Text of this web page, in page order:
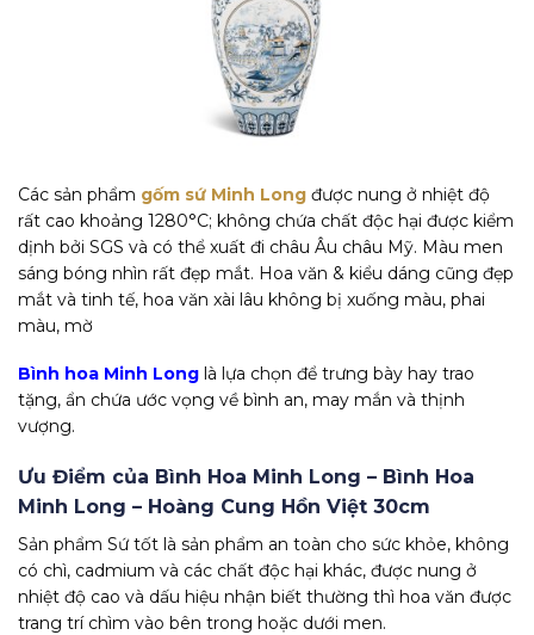
Các sản phẩm gốm sứ Minh Long được nung ở nhiệt độ
rất cao khoảng 1280°C; không chứa chất độc hại được kiểm
dịnh bởi SGS và có thể xuất đi châu Âu châu Mỹ. Màu men
sáng bóng nhìn rất đẹp mắt. Hoa văn & kiểu dáng cũng đẹp
mắt và tinh tế, hoa văn xài lâu không bị xuống màu, phai
màu, mờ
Bình hoa Minh Long là lựa chọn để trưng bày hay trao
tặng, ẩn chứa ước vọng về bình an, may mắn và thịnh
vượng.
Ưu Điểm của Bình Hoa Minh Long – Bình Hoa
Minh Long – Hoàng Cung Hồn Việt 30cm
Sản phẩm Sứ tốt là sản phẩm an toàn cho sức khỏe, không
có chì, cadmium và các chất độc hại khác, được nung ở
nhiệt độ cao và dấu hiệu nhận biết thường thì hoa văn được
trang trí chìm vào bên trong hoặc dưới men.